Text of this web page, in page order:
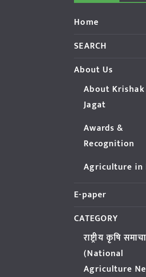
Home
SEARCH
About Us
About Krishak
Jagat
Awards &
Recognition
Agriculture in
E-paper
CATEGORY
राष्ट्रीय कृषि
(National
Agriculture